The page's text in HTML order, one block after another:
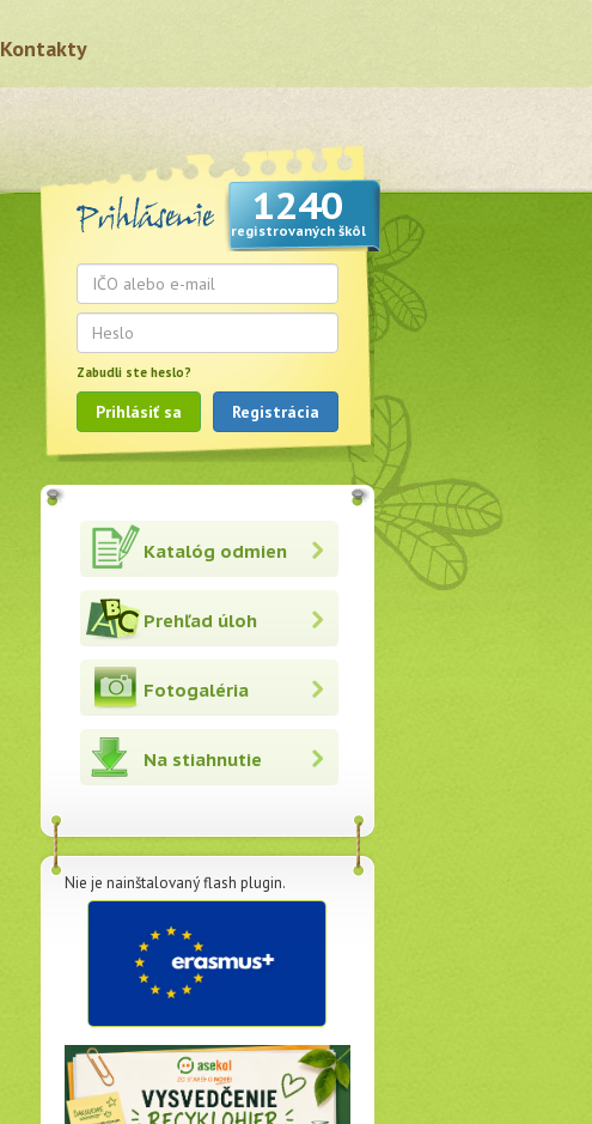
Kontakty
1240
registrovaných škôl
Zabudli ste heslo?
Prihlásiť sa Registrácia
Katalóg odmien
Prehľad úloh
Fotogaléria
Na stiahnutie
Nie je nainštalovaný flash plugin.